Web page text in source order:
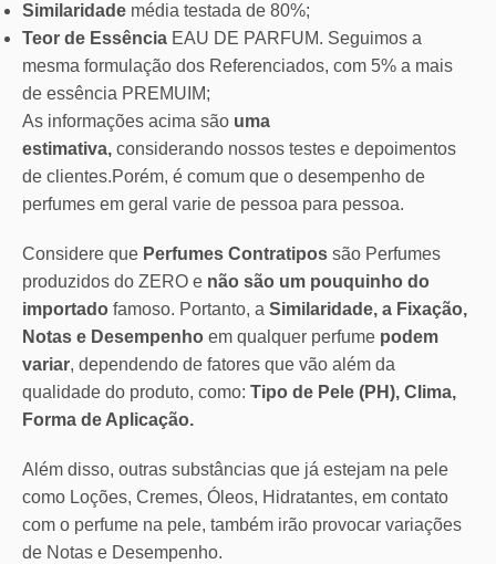
Similaridade média testada de 80%;
Teor de Essência EAU DE PARFUM. Seguimos a
mesma formulação dos Referenciados, com 5% a mais
de essência PREMUIM;
As informações acima são uma
estimativa, considerando nossos testes e depoimentos
de clientes.Porém, é comum que o desempenho de
perfumes em geral varie de pessoa para pessoa.
Considere que Perfumes Contratipos são Perfumes
produzidos do ZERO e não são um pouquinho do
importado famoso. Portanto, a Similaridade, a Fixação,
Notas e Desempenho em qualquer perfume podem
variar, dependendo de fatores que vão além da
qualidade do produto, como: Tipo de Pele (PH), Clima,
Forma de Aplicação.
Além disso, outras substâncias que já estejam na pele
como Loções, Cremes, Óleos, Hidratantes, em contato
com o perfume na pele, também irão provocar variações
de Notas e Desempenho.